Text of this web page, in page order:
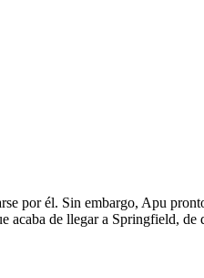
por él. Sin embargo, Apu
acaba de llegar a Springfield, de